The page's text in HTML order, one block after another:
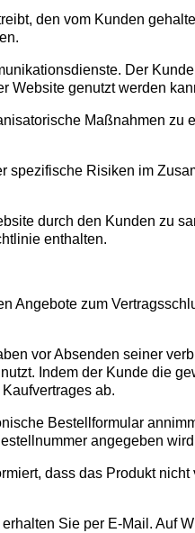
den vom Kunden
Der
Website genutzt werden
Maßnahmen zu
spezifische Risiken im
durch den Kunden zu
enthalten.
Angebote zum
vor Absenden seiner
Indem der Kunde die
ab.
Bestellformular
angegeben
dass das Produkt nicht
Sie per E-Mail. Auf